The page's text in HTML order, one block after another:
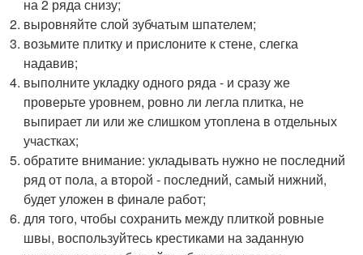
на 2 ряда снизу;
выровняйте слой зубчатым шпателем;
возьмите плитку и прислоните к стене, слегка
надавив;
выполните укладку одного ряда - и сразу же
проверьте уровнем, ровно ли легла плитка, не
выпирает ли или же слишком утоплена в отдельных
участках;
обратите внимание: укладывать нужно не последний
ряд от пола, а второй - последний, самый нижний,
будет уложен в финале работ;
для того, чтобы сохранить между плиткой ровные
швы, воспользуйтесь крестиками на заданную